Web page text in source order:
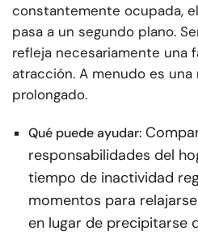
constantemente ocupada,
pasa a un segundo plano.
refleja necesariamente una
atracción. A menudo es
prolongado.
Qué puede ayudar:
responsabilidades del
tiempo de inactividad
momentos para
en lugar de precipitarse